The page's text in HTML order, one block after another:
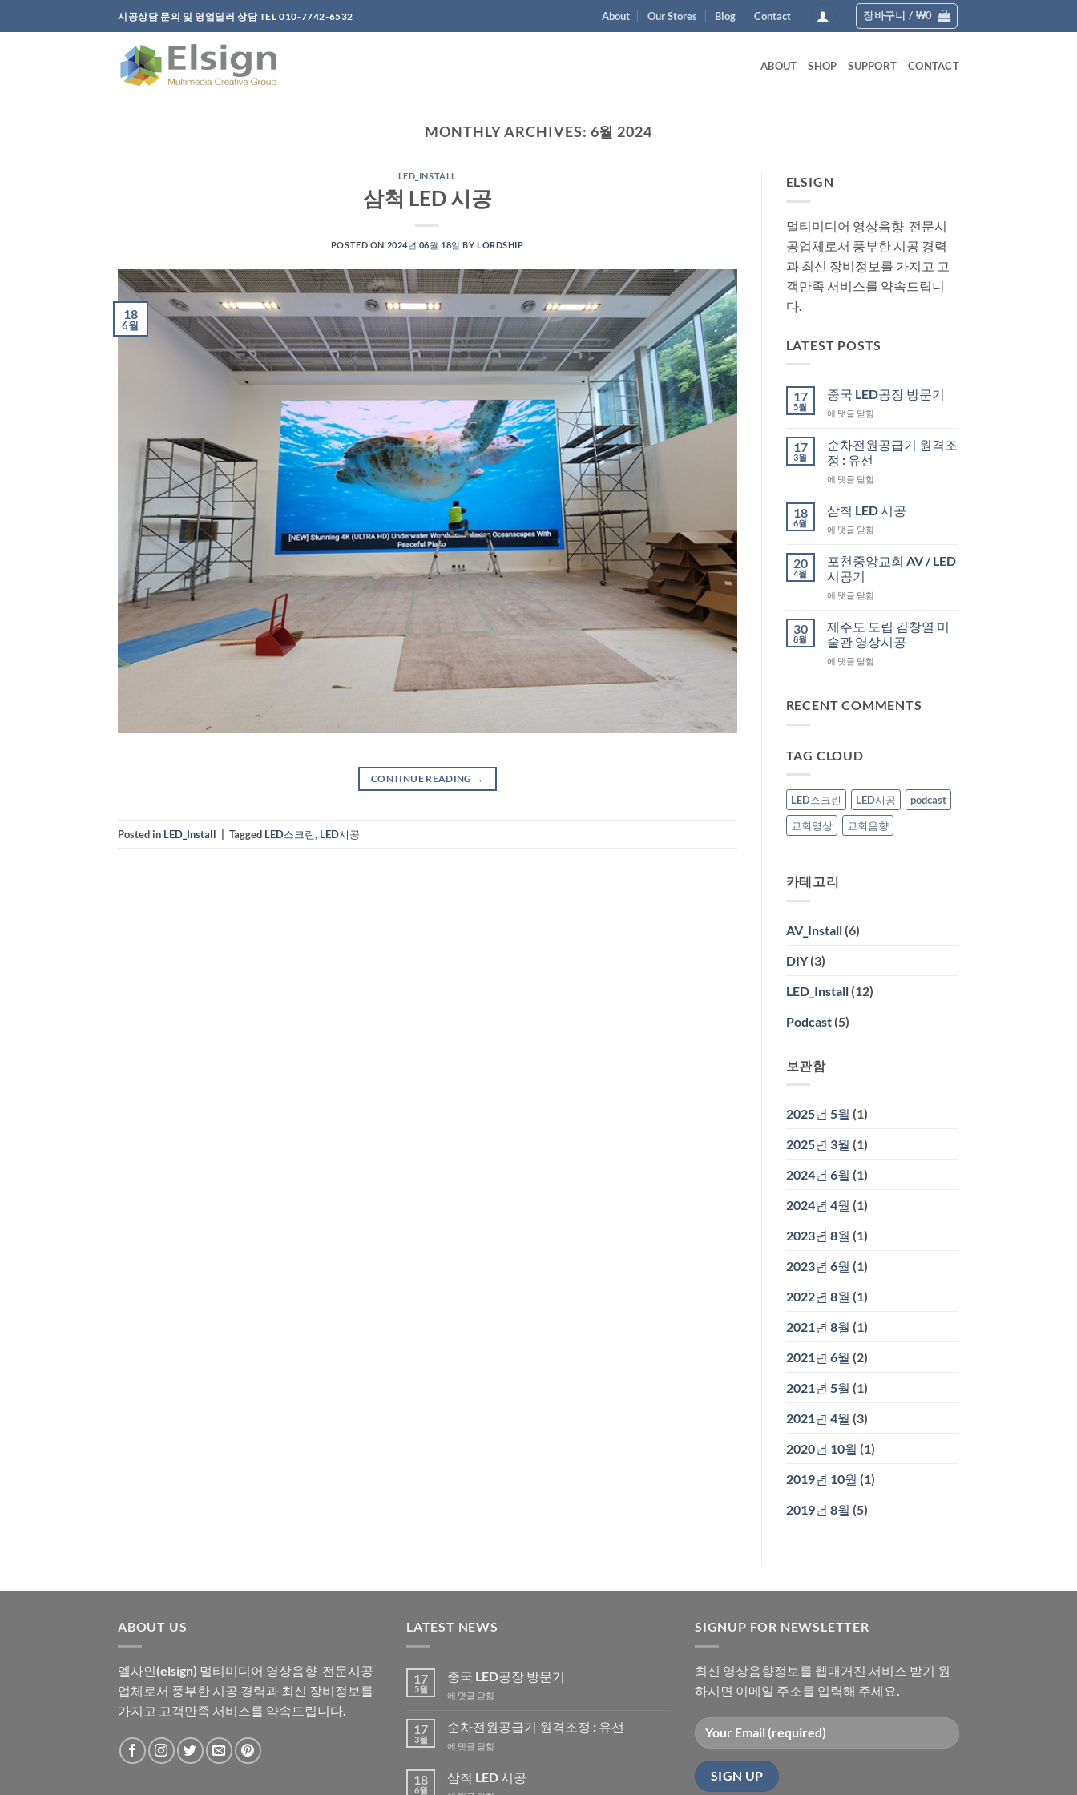
to
시공상담 문의 및 영업딜러 상담 TEL 010-7742-6532 About Our Stores Blog Contact 장바구니 / ₩0
ABOUT SHOP SUPPORT CONTACT
MONTHLY ARCHIVES: 6월 2024
LED_INSTALL
삼척 LED 시공
POSTED ON 2024년 06월 18일 BYLORDSHIP
18
6월
CONTINUE READING →
Posted in LED_Install | Tagged LED스크린, LED시공
ELSIGN
멀티미디어 영상음향 전문시
공업체로서 풍부한 시공 경력
과 최신 장비정보를 가지고 고
객만족 서비스를 약속드립니
다.
LATEST POSTS
17
5월
중국 LED공장 방문기
중
LED
공
장
방
기
에 댓글 닫힘
17
3월
순차전원공급기 원격조
정 : 유선
순
전
원
공
기
원
조
:
유
에 댓글 닫힘
18
6월
삼척 LED 시공
삼
LED
시
공
에 댓글 닫힘
20
4월
포천중앙교회 AV / LED
시공기
포
중
앙
교
회
LED
에 댓글 닫힘
30
8월
제주도 도립 김창열 미
술관 영상시공
제
도
열
관
영
상
시
에 댓글 닫힘
RECENT COMMENTS
TAG CLOUD
LED스크린 LED시공
podcast
교회영상
교회음향
카테고리
AV_Install(6)
DIY(3)
LED_Install(12)
Podcast(5)
보관함
2025년 5월 (1)
2025년 3월 (1)
2024년 6월 (1)
2024년 4월 (1)
2023년 8월 (1)
2023년 6월 (1)
2022년 8월 (1)
2021년 8월 (1)
2021년 6월 (2)
2021년 5월 (1)
2021년 4월 (3)
2020년 10월 (1)
2019년 10월 (1)
2019년 8월 (5)
ABOUT US
엘사인(elsign) 멀티미디어 영상음향 전문시공
업체로서 풍부한 시공 경력과 최신 장비정보를
가지고 고객만족 서비스를 약속드립니다.
LATEST NEWS
17
5월
중국 LED공장 방문기
중
LED
공
장
문
에 댓글 닫힘
17
3월
순차전원공급기 원격조정 : 유선
순
전
원
에 댓글 닫힘
18
6월
삼척 LED 시공
SIGNUP FOR NEWSLETTER
최신 영상음향정보를 웹매거진 서비스 받기 원
하시면 이메일 주소를 입력해 주세요.